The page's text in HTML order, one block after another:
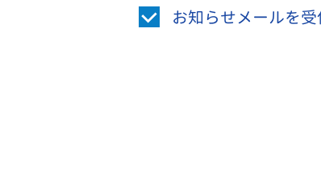
お知らせメールを受